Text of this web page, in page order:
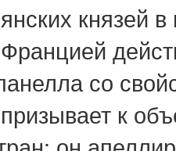
князей
со
к